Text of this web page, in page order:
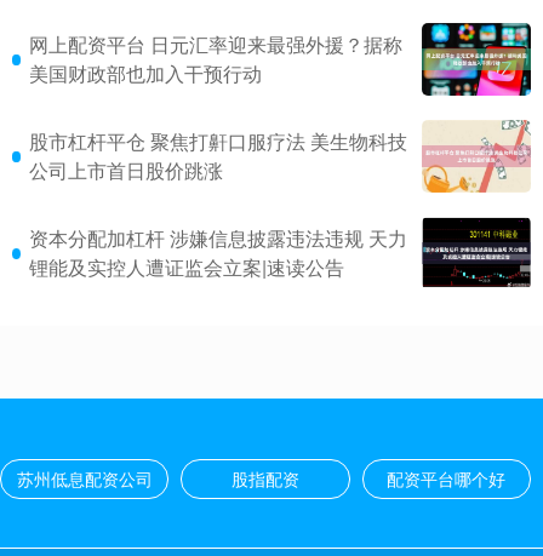
网上配资平台 日元汇率迎来最强外援？据称
美国财政部也加入干预行动
股市杠杆平仓 聚焦打鼾口服疗法 美生物科技
公司上市首日股价跳涨
资本分配加杠杆 涉嫌信息披露违法违规 天力
锂能及实控人遭证监会立案|速读公告
苏州低息配资公司 股指配资 配资平台哪个好